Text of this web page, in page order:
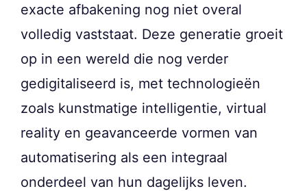
exacte afbakening nog niet overal
volledig vaststaat. Deze generatie groeit
op in een wereld die nog verder
gedigitaliseerd is, met technologieën
zoals kunstmatige intelligentie, virtual
reality en geavanceerde vormen van
automatisering als een integraal
onderdeel van hun dagelijks leven.